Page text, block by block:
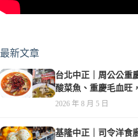
最新文章
台北中正｜周公公重
酸菜魚、重慶毛血旺
喝到爽
2026 年 8 月 5 日
基隆中正｜司令洋食